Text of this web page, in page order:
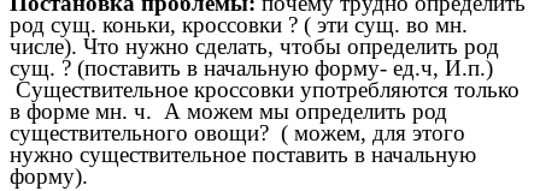
род сущ. коньки, кроссовки ? ( эти сущ. во мн.
числе). Что нужно сделать, чтобы определить род
сущ. ? (поставить в начальную форму- ед.ч, И.п.)
Существительное кроссовки употребляются только
в форме мн. ч. А можем мы определить род
существительного овощи? ( можем, для этого
нужно существительное поставить в начальную
форму).